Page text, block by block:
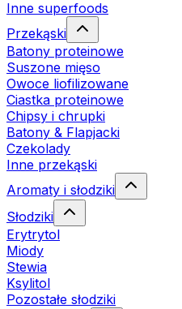
Inne superfoods
Przekąski
Batony proteinowe
Suszone mięso
Owoce liofilizowane
Ciastka proteinowe
Chipsy i chrupki
Batony & Flapjacki
Czekolady
Inne przekąski
Aromaty i słodziki
Słodziki
Erytrytol
Miody
Stewia
Ksylitol
Pozostałe słodziki